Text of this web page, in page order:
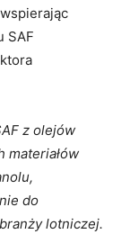
SAF
z olejów
materiałów
do
lotniczej.